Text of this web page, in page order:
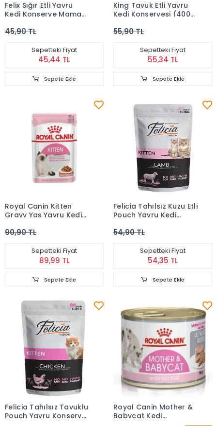
Felix Sığır Etli Yavru
Kedi Konserve Maması
45,90 TL
Sepetteki Fiyat
45,44 TL
Sepete Ekle
King Tavuk Etli Yavru
Kedi Konservesi (400
55,90 TL
Sepetteki Fiyat
55,34 TL
Sepete Ekle
Royal Canin Kitten
Gravy Yaş Yavru Kedi
90,90 TL
Sepetteki Fiyat
89,99 TL
Sepete Ekle
Felicia Tahılsız Kuzu Etli
Pouch Yavru Kedi
54,90 TL
Sepetteki Fiyat
54,35 TL
Sepete Ekle
Felicia Tahılsız Tavuklu
Pouch Yavru Konserve
Royal Canin Mother &
Babycat Kedi